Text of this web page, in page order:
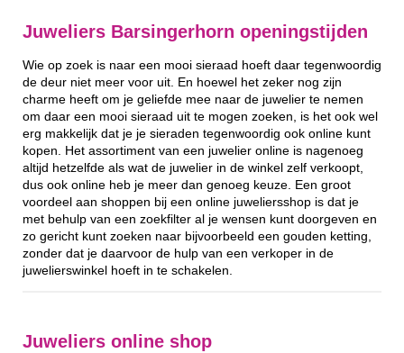
Juweliers Barsingerhorn openingstijden
Wie op zoek is naar een mooi sieraad hoeft daar tegenwoordig
de deur niet meer voor uit. En hoewel het zeker nog zijn
charme heeft om je geliefde mee naar de juwelier te nemen
om daar een mooi sieraad uit te mogen zoeken, is het ook wel
erg makkelijk dat je je sieraden tegenwoordig ook online kunt
kopen. Het assortiment van een juwelier online is nagenoeg
altijd hetzelfde als wat de juwelier in de winkel zelf verkoopt,
dus ook online heb je meer dan genoeg keuze. Een groot
voordeel aan shoppen bij een online juweliersshop is dat je
met behulp van een zoekfilter al je wensen kunt doorgeven en
zo gericht kunt zoeken naar bijvoorbeeld een gouden ketting,
zonder dat je daarvoor de hulp van een verkoper in de
juwelierswinkel hoeft in te schakelen.
Juweliers online shop